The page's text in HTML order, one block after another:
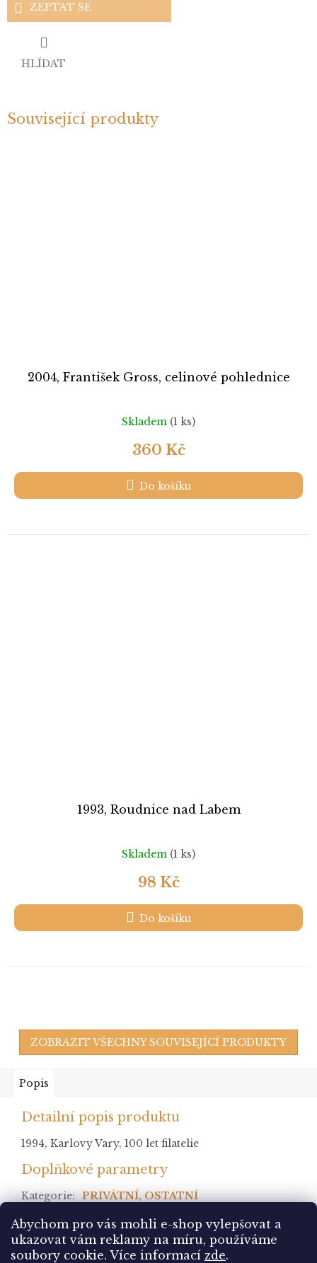
Abychom pro vás mohli e-shop vylepšovat a
ukazovat vám reklamy na míru, používáme
soubory cookie. Více informací zde.
ZEPTAT SE
HLÍDAT
Související produkty
2004, František Gross, celinové pohlednice
Skladem (1 ks)
360 Kč
Do košíku
1993, Roudnice nad Labem
Skladem (1 ks)
98 Kč
Do košíku
ZOBRAZIT VŠECHNY SOUVISEJÍCÍ PRODUKTY
Popis
Detailní popis produktu
1994, Karlovy Vary, 100 let filatelie
Doplňkové parametry
Kategorie: PRIVÁTNÍ, OSTATNÍ